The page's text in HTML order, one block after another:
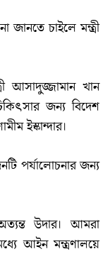
চাইলে মন্ত্রী
আসাদুজ্জামান খান
জন্য বিদেশ
ইস্কান্দার।
পর্যালোচনার জন্য
অত্যন্ত উদার। আমরা
আইন মন্ত্রণালয়ে